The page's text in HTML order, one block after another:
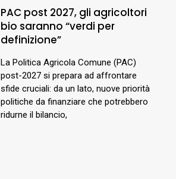
PAC post 2027, gli agricoltori
bio saranno “verdi per
definizione”
La Politica Agricola Comune (PAC)
post-2027 si prepara ad affrontare
sfide cruciali: da un lato, nuove priorità
politiche da finanziare che potrebbero
ridurne il bilancio,